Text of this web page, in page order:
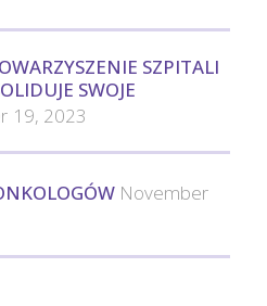
SZPITALI
SWOJE
19, 2023
November